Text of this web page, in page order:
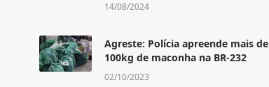
14/08/2024
Agreste: Polícia apreende mais de
100kg de maconha na BR-232
02/10/2023